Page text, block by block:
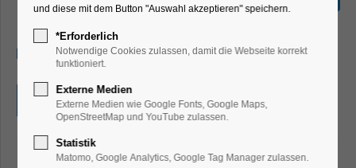
Bildung, Vortrag, Kinder, Jugend
04.12.2025, 09:00–15:00
Eintritt frei
und diese mit dem Button "Auswahl akzeptieren" speichern.
*Erforderlich
Notwendige Cookies zulassen, damit die Webseite korrekt
funktioniert.
Externe Medien
Externe Medien wie Google Fonts, Google Maps,
OpenStreetMap und YouTube zulassen.
Statistik
Matomo, Google Analytics, Google Tag Manager zulassen.